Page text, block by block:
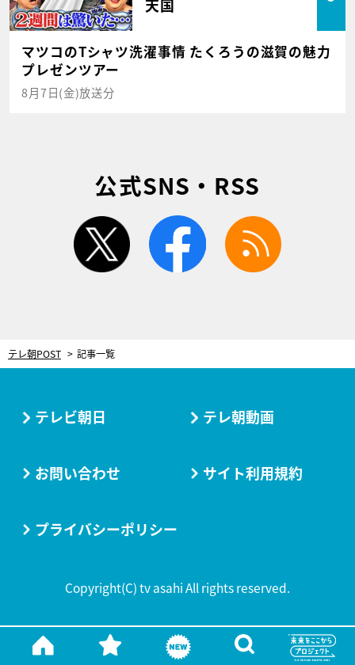
天国
マツコのTシャツ洗濯事情 たくろうの滋賀の魅力
プレゼンツアー
8月7日(金)放送分
公式SNS・RSS
twitter facebook
テレ朝POST 記事一覧
テレビ朝日 テレ朝動画
お問い合わせ サイト利用規約
プライバシーポリシー
Copyright(C) tv asahi All rights reserved.